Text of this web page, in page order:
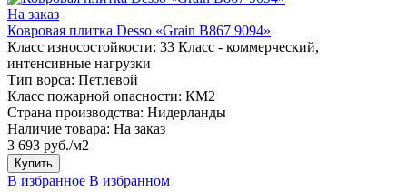
На заказ
Ковровая плитка Desso «Grain B867 9094»
Класс износостойкости: 33 Класс - коммерческий,
интенсивные нагрузки
Тип ворса: Петлевой
Класс пожарной опасности: КМ2
Страна производства: Нидерланды
Наличие товара: На заказ
3 693 руб./м2
Купить
В избранное В избранном